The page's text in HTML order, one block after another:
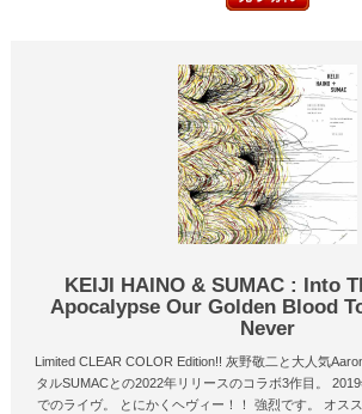
KEIJI HAINO & SUMAC : Into
Apocalypse Our Golden Blood
Never
Limited CLEAR COLOR Edition!! 灰野敬二と大人気
タルSUMACとの2022年リリースのコラボ3作目。
でのライヴ。 とにかくヘヴィー！！ 強烈です。 オス